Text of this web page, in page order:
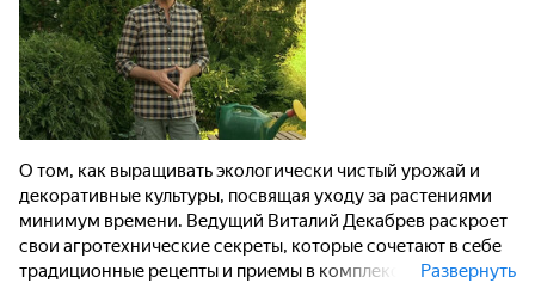
О том, как выращивать экологически чистый урожай и
декоративные культуры, посвящая уходу за растениями
минимум времени. Ведущий Виталий Декабрев раскроет
свои агротехнические секреты, которые сочетают в себе
традиционные рецепты и приемы в комплексе сРазвернуть